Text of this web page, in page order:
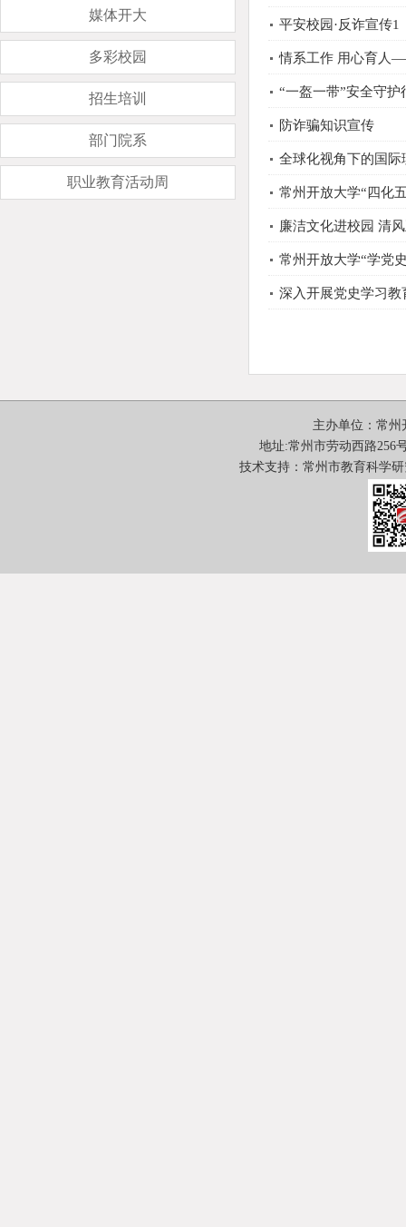
媒体开大
多彩校园
招生培训
部门院系
职业教育活动周
平安校园·反诈宣传1
情系工作 用心育人
“一盔一带”安全守护
防诈骗知识宣传
全球化视角下的国际
常州开放大学“四化
廉洁文化进校园 清
常州开放大学“学党
深入开展党史学习教
主办单位：常
地址:常州市劳动西路256
技术支持：常州市教育科学